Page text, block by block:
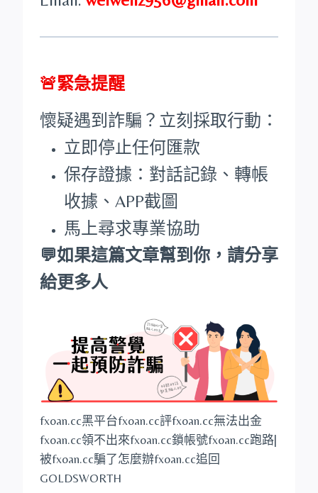
🚨緊急提醒
懷疑遇到詐騙？立刻採取行動：
立即停止任何匯款
保存證據：對話記錄、轉帳
收據、APP截圖
馬上尋求專業協助
💬如果這篇文章幫到你，請分享
給更多人
fxoan.cc黑平台fxoan.cc評fxoan.cc無法出金
fxoan.cc領不出來fxoan.cc鎖帳號fxoan.cc跑路|
被fxoan.cc騙了怎麼辦fxoan.cc追回
GOLDSWORTH